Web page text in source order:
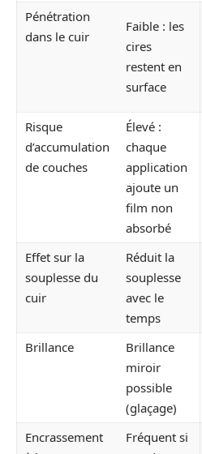
Pénétration
dans le cuir
Faible : les
cires
restent en
surface
Risque
d’accumulation
de couches
Élevé :
chaque
application
ajoute un
film non
absorbé
Effet sur la
souplesse du
cuir
Réduit la
souplesse
avec le
temps
Brillance
Brillance
miroir
possible
(glaçage)
Encrassement
Fréquent si